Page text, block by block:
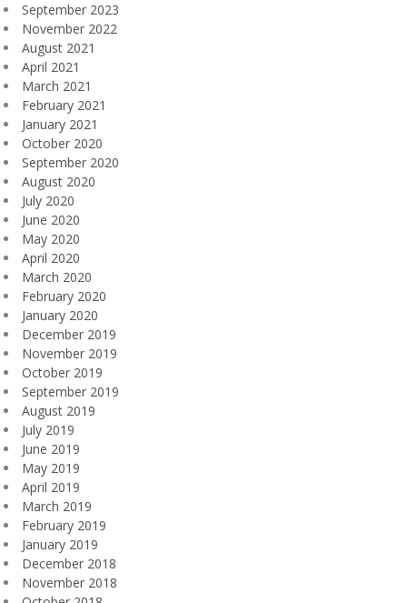
September 2023
November 2022
August 2021
April 2021
March 2021
February 2021
January 2021
October 2020
September 2020
August 2020
July 2020
June 2020
May 2020
April 2020
March 2020
February 2020
January 2020
December 2019
November 2019
October 2019
September 2019
August 2019
July 2019
June 2019
May 2019
April 2019
March 2019
February 2019
January 2019
December 2018
November 2018